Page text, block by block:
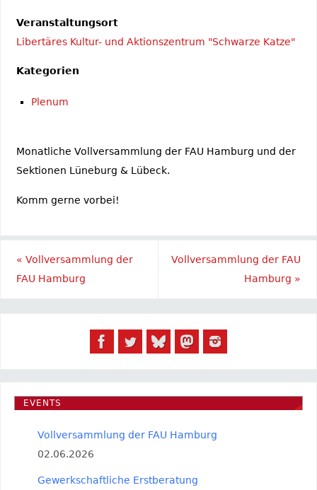
Veranstaltungsort
Libertäres Kultur- und Aktionszentrum "Schwarze Katze"
Kategorien
Plenum
Monatliche Vollversammlung der FAU Hamburg und der
Sektionen Lüneburg & Lübeck.
Komm gerne vorbei!
« Vollversammlung der
FAU Hamburg
Vollversammlung der FAU
Hamburg »
EVENTS
Vollversammlung der FAU Hamburg
02.06.2026
Gewerkschaftliche Erstberatung